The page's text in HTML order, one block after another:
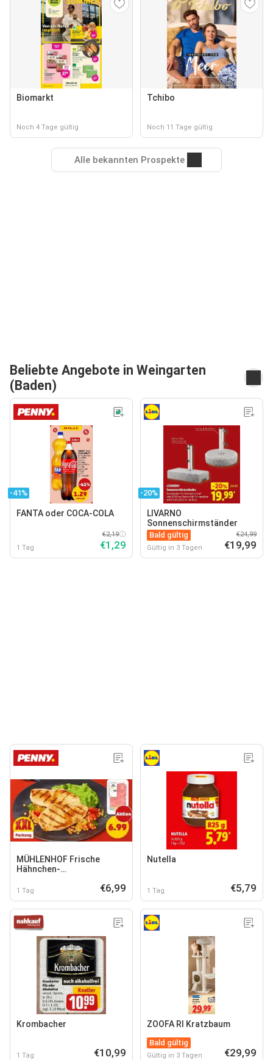
Biomarkt
Noch 4 Tage gültig
Tchibo
Noch 11 Tage gültig
Alle bekannten Prospekte
Beliebte Angebote in Weingarten
(Baden)
-41%
FANTA oder COCA-COLA
1 Tag
€2,19
€1,29
-20%
LIVARNO
Sonnenschirmständer
Bald gültig
Gültig in 3 Tagen
€24,99
€19,99
MÜHLENHOF Frische
Hähnchen-
1 Tag €6,99
Nutella
1 Tag €5,79
Krombacher
1 Tag €10,99
ZOOFA RI Kratzbaum
Bald gültig
Gültig in 3 Tagen €29,99